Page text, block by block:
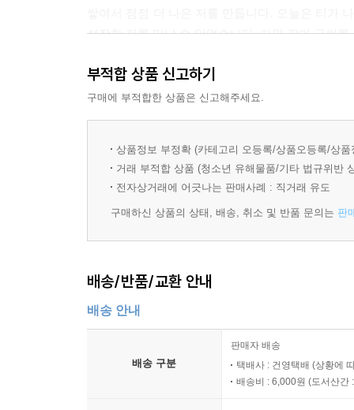
성장한 저를 만날 수 있었습니다. 저와 같이 글씨
부적합 상품 신고하기
구매에 부적합한 상품은 신고해주세요.
상품정보 부정확 (카테고리 오등록/상품오등록/상
거래 부적합 상품 (청소년 유해물품/기타 법규위반
전자상거래에 어긋나는 판매사례 : 직거래 유도
구매하신 상품의 상태, 배송, 취소 및 반품 문의는 판
배송/반품/교환 안내
배송 안내
배송 구분
판매자 배송
택배사 : 건영택배 (상황에
배송비 : 6,000원 (도서산간